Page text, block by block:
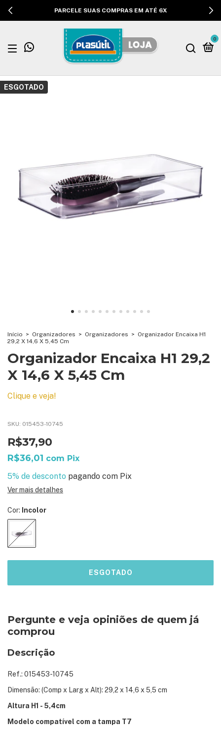
PARCELE SUAS COMPRAS EM ATÉ 6X
0
ESGOTADO
Início > Organizadores > Organizadores > Organizador Encaixa H1
29,2 X 14,6 X 5,45 Cm
Organizador Encaixa H1 29,2
X 14,6 X 5,45 Cm
Clique e veja!
SKU: 015453-10745
R$37,90
R$36,01 com Pix
5% de desconto pagando com Pix
Ver mais detalhes
Cor: Incolor
Pergunte e veja opiniões de quem já
comprou
Descrição
Ref.: 015453-10745
Dimensão: (Comp x Larg x Alt): 29,2 x 14,6 x 5,5 cm
Altura H1 - 5,4cm
Modelo compatível com a tampa T7